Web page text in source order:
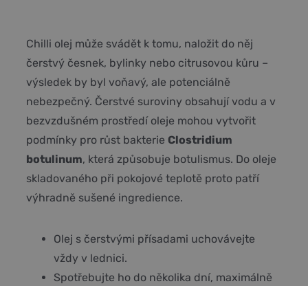
Chilli olej může svádět k tomu, naložit do něj
čerstvý česnek, bylinky nebo citrusovou kůru –
výsledek by byl voňavý, ale potenciálně
nebezpečný. Čerstvé suroviny obsahují vodu a v
bezvzdušném prostředí oleje mohou vytvořit
podmínky pro růst bakterie Clostridium
botulinum, která způsobuje botulismus. Do oleje
skladovaného při pokojové teplotě proto patří
výhradně sušené ingredience.
Olej s čerstvými přísadami uchovávejte
vždy v lednici.
Spotřebujte ho do několika dní, maximálně